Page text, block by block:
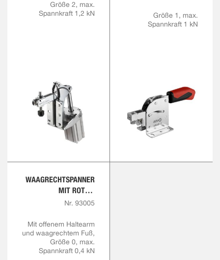
Größe 2, max.
Spannkraft 1,2 kN
Größe 1, max.
Spannkraft 1 kN
WAAGRECHTSPANNER
MIT ROTEM
HANDGRIFF
Nr. 93005
Mit offenem Haltearm
und waagrechtem Fuß,
Größe 0, max.
Spannkraft 0,4 kN